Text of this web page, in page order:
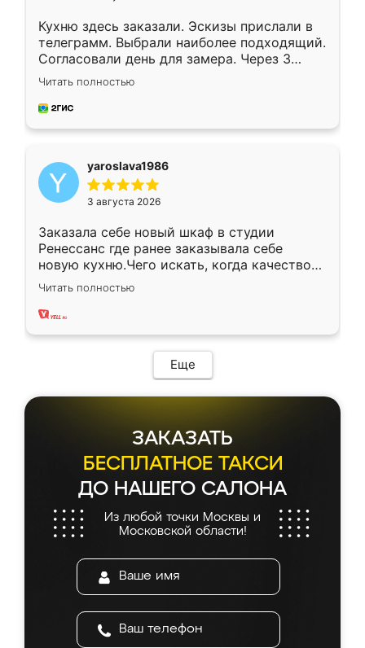
Кухню здесь заказали. Эскизы прислали в
телеграмм. Выбрали наиболее подходящий.
Согласовали день для замера. Через 3
недели кухня была уже готова. Остались
довольны работой. Спасибо Ренессанс
мебель за качественную работу!
Читать полностью
yaroslava1986
3 августа 2026
Заказала себе новый шкаф в студии
Ренессанс где ранее заказывала себе
новую кухню.Чего искать, когда качеством
вполне довольна. Служит кухня уже почти
два года, нареканий нет.
Читать полностью
Еще
ЗАКАЗАТЬ
БЕСПЛАТНОЕ ТАКСИ
ДО НАШЕГО САЛОНА
Из любой точки Москвы и
Московской области!